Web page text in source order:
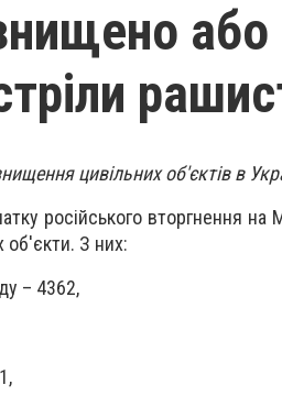
цивільних об'єктів в
російського вторгнення
об'єкти. З них:
– 4362,